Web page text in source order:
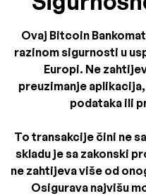
Ovaj Bitcoin
razinom sigurnosti u
Europi. Ne
preuzimanje
podataka ili
To transakcije čini ne
skladu je sa zakonski
ne zahtijeva više od
Osigurava najvišu